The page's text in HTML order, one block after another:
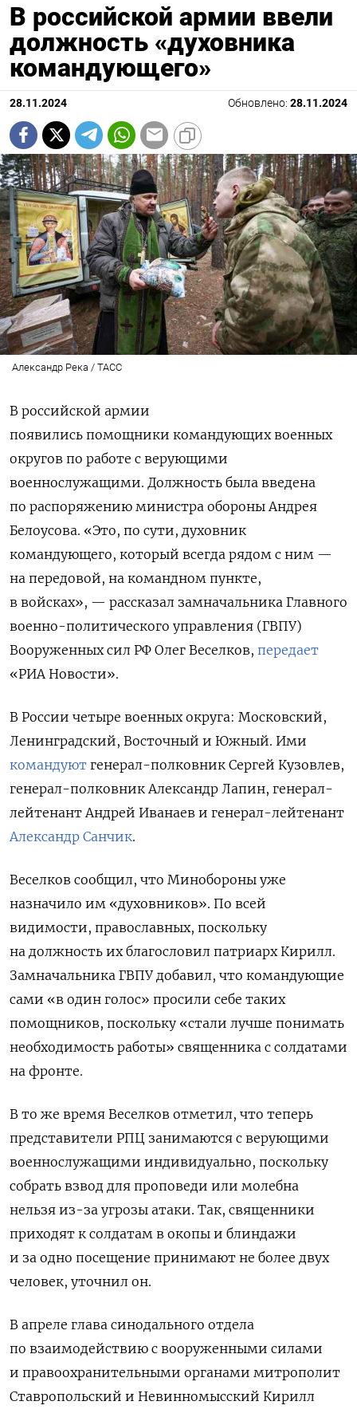
В российской армии ввели
должность «духовника
командующего»
28.11.2024 Обновлено: 28.11.2024
Александр Река / ТАСС
В российской армии
появились помощники командующих военных
округов по работе с верующими
военнослужащими. Должность была введена
по распоряжению министра обороны Андрея
Белоусова. «Это, по сути, духовник
командующего, который всегда рядом с ним —
на передовой, на командном пункте,
в войсках», — рассказал замначальника Главного
военно-политического управления (ГВПУ)
Вооруженных сил РФ Олег Веселков, передает
«РИА Новости».
В России четыре военных округа: Московский,
Ленинградский, Восточный и Южный. Ими
командуют генерал-полковник Сергей Кузовлев,
генерал-полковник Александр Лапин, генерал-
лейтенант Андрей Иванаев и генерал-лейтенант
Александр Санчик.
Веселков сообщил, что Минобороны уже
назначило им «духовников». По всей
видимости, православных, поскольку
на должность их благословил патриарх Кирилл.
Замначальника ГВПУ добавил, что командующие
сами «в один голос» просили себе таких
помощников, поскольку «стали лучше понимать
необходимость работы» священника с солдатами
на фронте.
В то же время Веселков отметил, что теперь
представители РПЦ занимаются с верующими
военнослужащими индивидуально, поскольку
собрать взвод для проповеди или молебна
нельзя из-за угрозы атаки. Так, священники
приходят к солдатам в окопы и блиндажи
и за одно посещение принимают не более двух
человек, уточнил он.
В апреле глава синодального отдела
по взаимодействию с вооруженными силами
и правоохранительными органами митрополит
Ставропольский и Невинномысский Кирилл